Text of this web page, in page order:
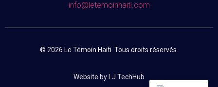
info@letemoinhaiti.com
© 2026 Le Témoin Haiti. Tous droits réservés.
Website by LJ TechHub